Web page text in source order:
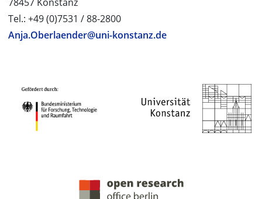
Tel.: +49 (0)7531 / 88-2800
Anja.Oberlaender@uni-konstanz.de